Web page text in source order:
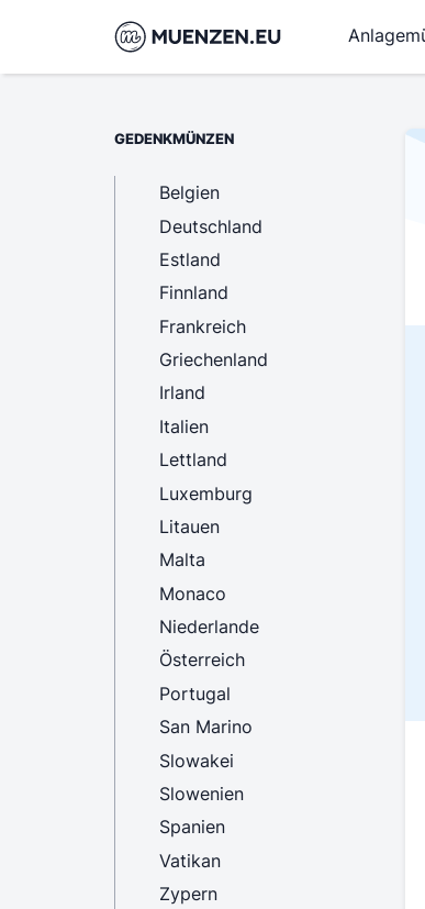
GEDENKMÜNZEN
Belgien
Deutschland
Estland
Finnland
Frankreich
Griechenland
Irland
Italien
Lettland
Luxemburg
Litauen
Malta
Monaco
Niederlande
Österreich
Portugal
San Marino
Slowakei
Slowenien
Spanien
Vatikan
Zypern